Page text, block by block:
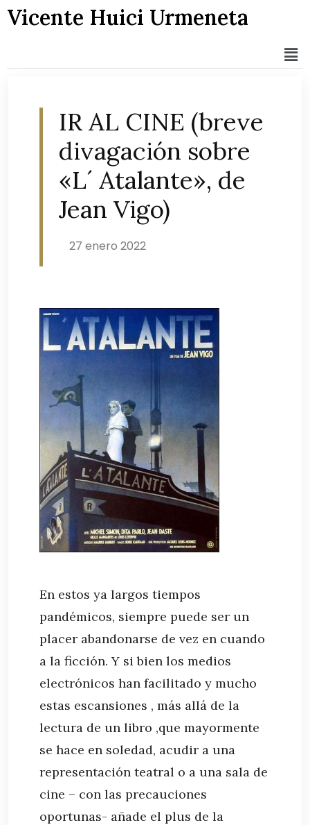
Vicente Huici Urmeneta
IR AL CINE (breve
divagación sobre
«L´ Atalante», de
Jean Vigo)
27 enero 2022
En estos ya largos tiempos
pandémicos, siempre puede ser un
placer abandonarse de vez en cuando
a la ficción. Y si bien los medios
electrónicos han facilitado y mucho
estas escansiones , más allá de la
lectura de un libro ,que mayormente
se hace en soledad, acudir a una
representación teatral o a una sala de
cine – con las precauciones
oportunas- añade el plus de la